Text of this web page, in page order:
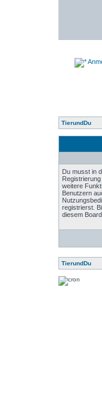
TierundDu
Du musst in
weitere
Benutzern
registrierst.
diesem
TierundDu